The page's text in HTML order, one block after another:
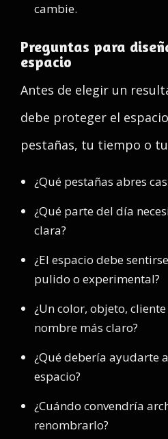
cambie.
Preguntas para
espacio
Antes de elegir un
debe proteger el
pestañas, tu tiempo o
¿Qué pestañas abres
¿Qué parte del día
clara?
¿El espacio debe
pulido o experimental?
¿Un color, objeto,
nombre más claro?
¿Qué debería ayudarte
espacio?
¿Cuándo convendría
renombrarlo?